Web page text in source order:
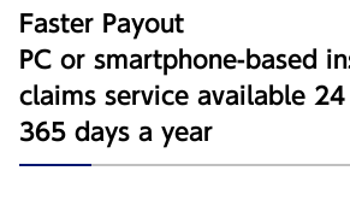
Faster Payout
PC or smartphone-based
claims service available
365 days a year